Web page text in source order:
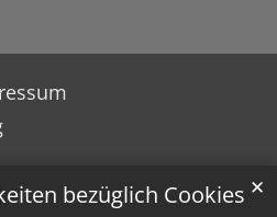
bezüglich Cookies ✕